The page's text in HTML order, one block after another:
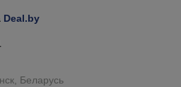
Deal.by
Беларусь